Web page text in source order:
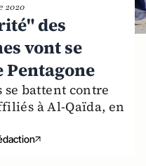
2020
des
vont se
battent contre
à Al-Qaïda, en